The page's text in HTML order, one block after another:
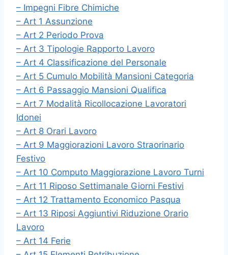
– Impegni Fibre Chimiche
– Art 1 Assunzione
– Art 2 Periodo Prova
– Art 3 Tipologie Rapporto Lavoro
– Art 4 Classificazione del Personale
– Art 5 Cumulo Mobilità Mansioni Categoria
– Art 6 Passaggio Mansioni Qualifica
– Art 7 Modalità Ricollocazione Lavoratori
Idonei
– Art 8 Orari Lavoro
– Art 9 Maggiorazioni Lavoro Straorinario
Festivo
– Art 10 Computo Maggiorazione Lavoro Turni
– Art 11 Riposo Settimanale Giorni Festivi
– Art 12 Trattamento Economico Pasqua
– Art 13 Riposi Aggiuntivi Riduzione Orario
Lavoro
– Art 14 Ferie